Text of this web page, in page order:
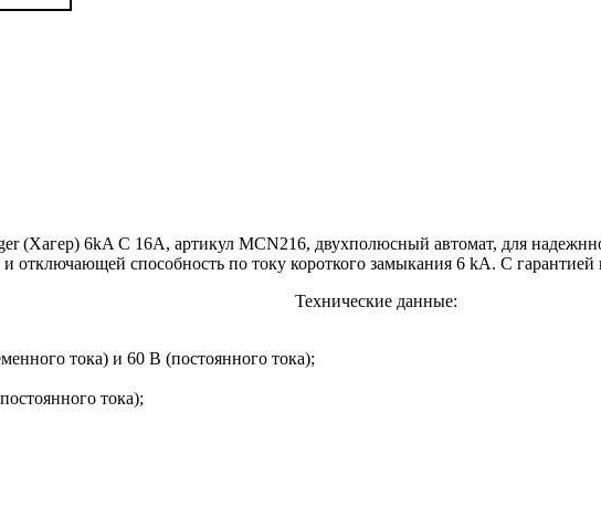
(Хагер) 6kA C 16A, артикул MCN216, двухполюсный автомат, для
отключающей способность по току короткого замыкания 6 kA. С гарантией
Технические данные:
тока) и 60 В (постоянного тока);
тока);